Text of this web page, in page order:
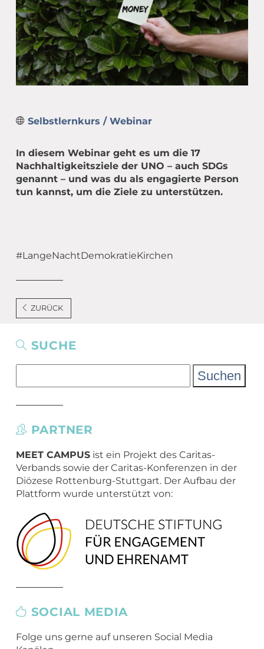
Newsletter Archiv
Leitbild
Spiritualität – eine Definition
Caritas in Kirchengemeinden
MEET CAMPER (mobiler Infostand)
Selbstlernkurs / Webinar
In diesem Webinar geht es um die 17
Nachhaltigkeitsziele der UNO – auch SDGs
genannt – und was du als engagierte Person
tun kannst, um die Ziele zu unterstützen.
#LangeNachtDemokratieKirchen
ZURÜCK
SUCHE
PARTNER
MEET CAMPUSist ein Projekt des Caritas-
Verbands sowie der Caritas-Konferenzen in der
Diözese Rottenburg-Stuttgart. Der Aufbau der
Plattform wurde unterstützt von:
SOCIAL MEDIA
Folge uns gerne auf unseren Social Media